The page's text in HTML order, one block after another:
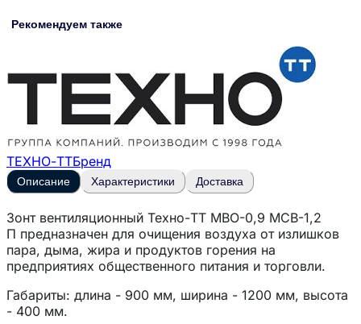
Рекомендуем также
ТЕХНО-ТТБренд
Описание Характеристики Доставка
Зонт вентиляционный Техно-ТТ МВО-0,9 МСВ-1,2
П предназначен для очищения воздуха от излишков
пара, дыма, жира и продуктов горения на
предприятиях общественного питания и торговли.
Габариты: длина - 900 мм, ширина - 1200 мм, высота
- 400 мм.